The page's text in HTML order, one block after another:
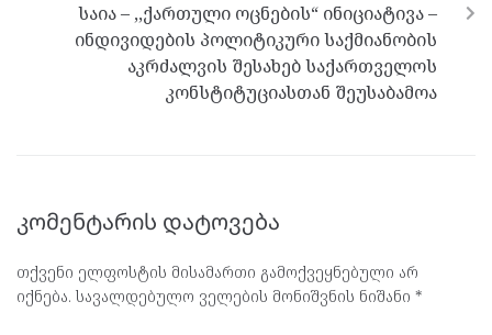
საია – ,,ქართული ოცნების“ ინიციატივა –
ინდივიდების პოლიტიკური საქმიანობის
აკრძალვის შესახებ საქართველოს
კონსტიტუციასთან შეუსაბამოა
კომენტარის დატოვება
თქვენი ელფოსტის მისამართი გამოქვეყნებული არ
იქნება. სავალდებულო ველების მონიშვნის ნიშანი *